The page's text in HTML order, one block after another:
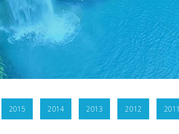
2015 2014 2013 2012 2011